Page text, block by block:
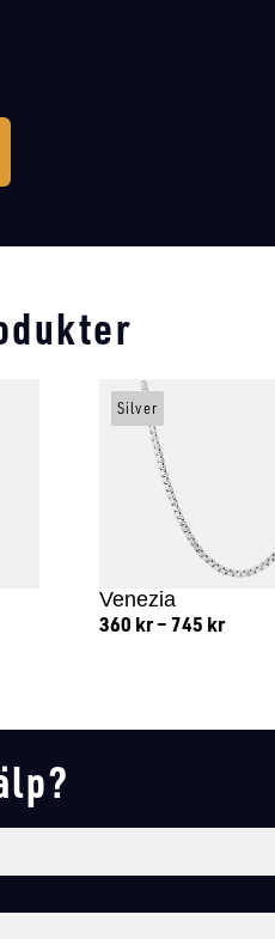
Venezia
360 kr –745 kr
Silver